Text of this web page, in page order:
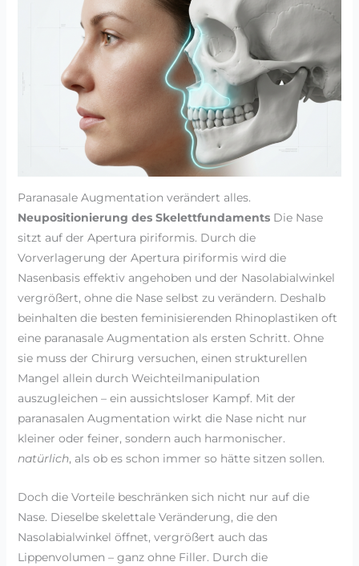
Paranasale Augmentation verändert alles.
Neupositionierung des SkelettfundamentsDie Nase
sitzt auf der Apertura piriformis. Durch die
Vorverlagerung der Apertura piriformis wird die
Nasenbasis effektiv angehoben und der Nasolabialwinkel
vergrößert, ohne die Nase selbst zu verändern. Deshalb
beinhalten die besten feminisierenden Rhinoplastiken oft
eine paranasale Augmentation als ersten Schritt. Ohne
sie muss der Chirurg versuchen, einen strukturellen
Mangel allein durch Weichteilmanipulation
auszugleichen – ein aussichtsloser Kampf. Mit der
paranasalen Augmentation wirkt die Nase nicht nur
kleiner oder feiner, sondern auch harmonischer.
natürlich, als ob es schon immer so hätte sitzen sollen.
Doch die Vorteile beschränken sich nicht nur auf die
Nase. Dieselbe skelettale Veränderung, die den
Nasolabialwinkel öffnet, vergrößert auch das
Lippenvolumen – ganz ohne Filler. Durch die